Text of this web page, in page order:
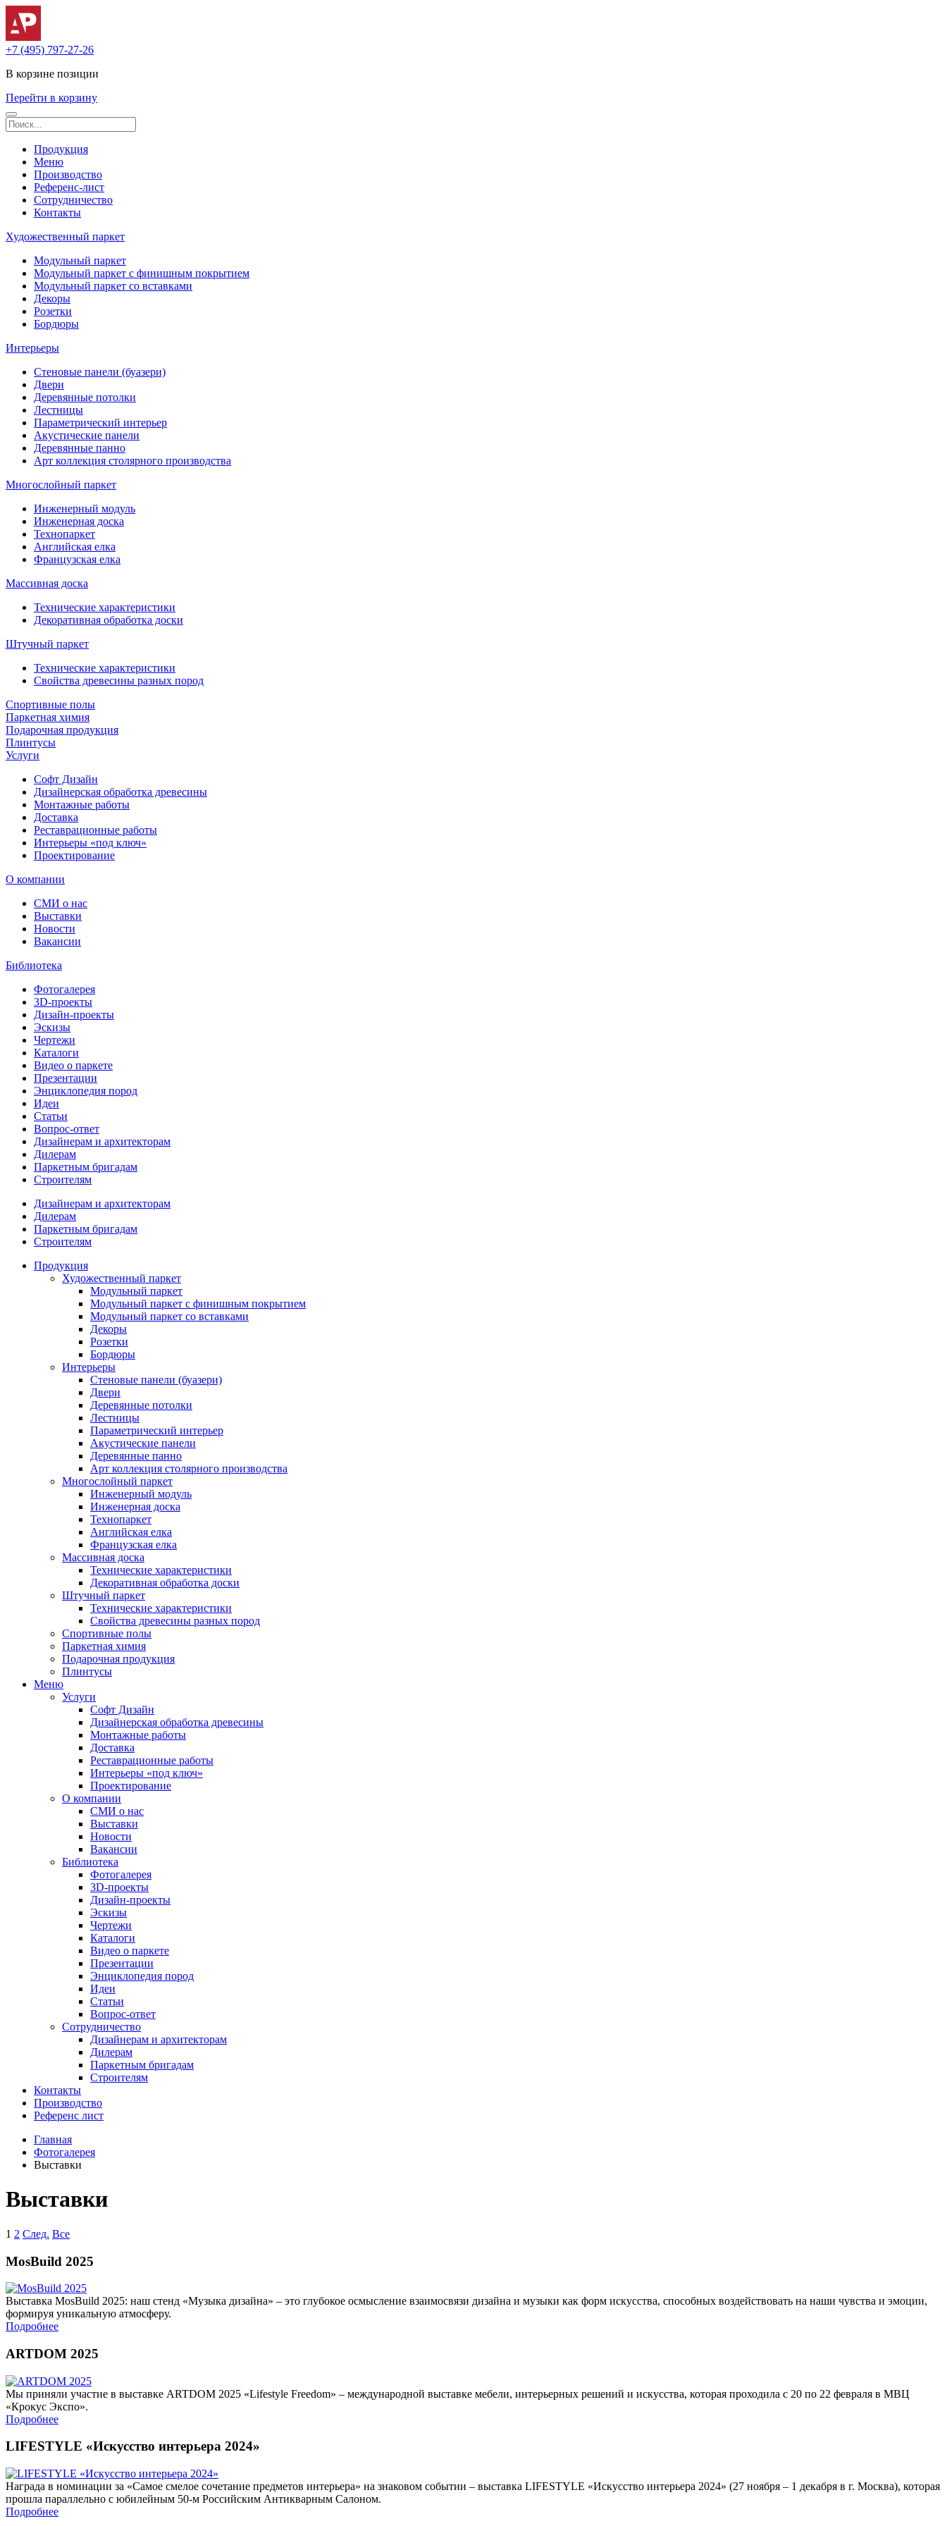
+7 (495) 797-27-26
В корзине позиции
Перейти в корзину
Продукция
Меню
Производство
Референс-лист
Сотрудничество
Контакты
Художественный паркет
Модульный паркет
Модульный паркет с финишным покрытием
Модульный паркет со вставками
Декоры
Розетки
Бордюры
Интерьеры
Стеновые панели (буазери)
Двери
Деревянные потолки
Лестницы
Параметрический интерьер
Акустические панели
Деревянные панно
Арт коллекция столярного производства
Многослойный паркет
Инженерный модуль
Инженерная доска
Технопаркет
Английская елка
Французская елка
Массивная доска
Технические характеристики
Декоративная обработка доски
Штучный паркет
Технические характеристики
Свойства древесины разных пород
Спортивные полы
Паркетная химия
Подарочная продукция
Плинтусы
Услуги
Софт Дизайн
Дизайнерская обработка древесины
Монтажные работы
Доставка
Реставрационные работы
Интерьеры «под ключ»
Проектирование
О компании
СМИ о нас
Выставки
Новости
Вакансии
Библиотека
Фотогалерея
3D-проекты
Дизайн-проекты
Эскизы
Чертежи
Каталоги
Видео о паркете
Презентации
Энциклопедия пород
Идеи
Статьи
Вопрос-ответ
Дизайнерам и архитекторам
Дилерам
Паркетным бригадам
Строителям
Дизайнерам и архитекторам
Дилерам
Паркетным бригадам
Строителям
Продукция
Художественный паркет
Модульный паркет
Модульный паркет с финишным покрытием
Модульный паркет со вставками
Декоры
Розетки
Бордюры
Интерьеры
Стеновые панели (буазери)
Двери
Деревянные потолки
Лестницы
Параметрический интерьер
Акустические панели
Деревянные панно
Арт коллекция столярного производства
Многослойный паркет
Инженерный модуль
Инженерная доска
Технопаркет
Английская елка
Французская елка
Массивная доска
Технические характеристики
Декоративная обработка доски
Штучный паркет
Технические характеристики
Свойства древесины разных пород
Спортивные полы
Паркетная химия
Подарочная продукция
Плинтусы
Меню
Услуги
Софт Дизайн
Дизайнерская обработка древесины
Монтажные работы
Доставка
Реставрационные работы
Интерьеры «под ключ»
Проектирование
О компании
СМИ о нас
Выставки
Новости
Вакансии
Библиотека
Фотогалерея
3D-проекты
Дизайн-проекты
Эскизы
Чертежи
Каталоги
Видео о паркете
Презентации
Энциклопедия пород
Идеи
Статьи
Вопрос-ответ
Сотрудничество
Дизайнерам и архитекторам
Дилерам
Паркетным бригадам
Строителям
Контакты
Производство
Референс лист
Главная
Фотогалерея
Выставки
Выставки
1 2 След. Все
MosBuild 2025
Выставка MosBuild 2025: наш стенд «Музыка дизайна» – это глубокое осмысление взаимосвязи дизайна и музыки как форм искусства, способных воздействовать на наши чувства и эмоции,
формируя уникальную атмосферу.
Подробнее
ARTDOM 2025
Мы приняли участие в выставке ARTDOM 2025 «Lifestyle Freedom» – международной выставке мебели, интерьерных решений и искусства, которая проходила с 20 по 22 февраля в МВЦ
«Крокус Экспо».
Подробнее
LIFESTYLE «Искусство интерьера 2024»
Награда в номинации за «Самое смелое сочетание предметов интерьера» на знаковом событии – выставка LIFESTYLE «Искусство интерьера 2024» (27 ноября – 1 декабря в г. Москва), которая
прошла параллельно с юбилейным 50-м Российским Антикварным Салоном.
Подробнее